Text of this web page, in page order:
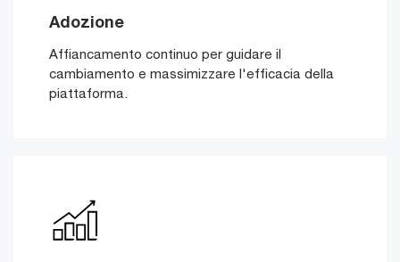
Adozione
Affiancamento continuo per guidare il
cambiamento e massimizzare l'efficacia della
piattaforma.